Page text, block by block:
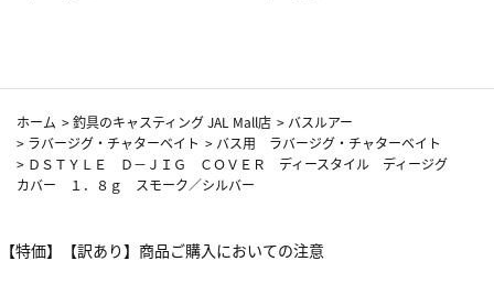
ホーム >釣具のキャスティング JAL Mall店 > バスルアー
> ラバージグ・チャターベイト > バス用 ラバージグ・チャターベイト
> ＤＳＴＹＬＥ Ｄ－ＪＩＧ ＣＯＶＥＲ ディースタイル ディージグ
カバー １．８ｇ スモーク／シルバー
【特価】【訳あり】商品ご購入においての注意